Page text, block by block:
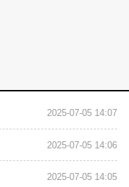
2025-07-05 14:07
2025-07-05 14:06
2025-07-05 14:05